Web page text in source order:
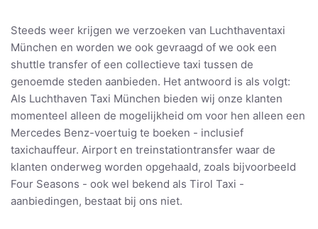
Steeds weer krijgen we verzoeken van Luchthaventaxi
München en worden we ook gevraagd of we ook een
shuttle transfer of een collectieve taxi tussen de
genoemde steden aanbieden. Het antwoord is als volgt:
Als Luchthaven Taxi München bieden wij onze klanten
momenteel alleen de mogelijkheid om voor hen alleen een
Mercedes Benz-voertuig te boeken - inclusief
taxichauffeur. Airport en treinstationtransfer waar de
klanten onderweg worden opgehaald, zoals bijvoorbeeld
Four Seasons - ook wel bekend als Tirol Taxi -
aanbiedingen, bestaat bij ons niet.